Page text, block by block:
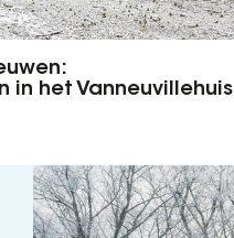
het Vanneuvillehuis